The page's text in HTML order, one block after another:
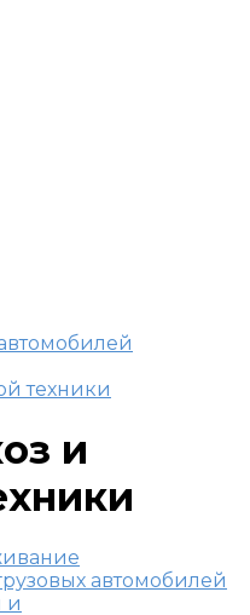
техники
и
автомобилей
и